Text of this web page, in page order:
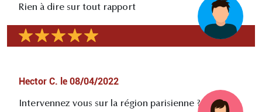
Rien à dire sur tout rapport
Hector C. le 08/04/2022
Intervennez vous sur la région parisienne ?